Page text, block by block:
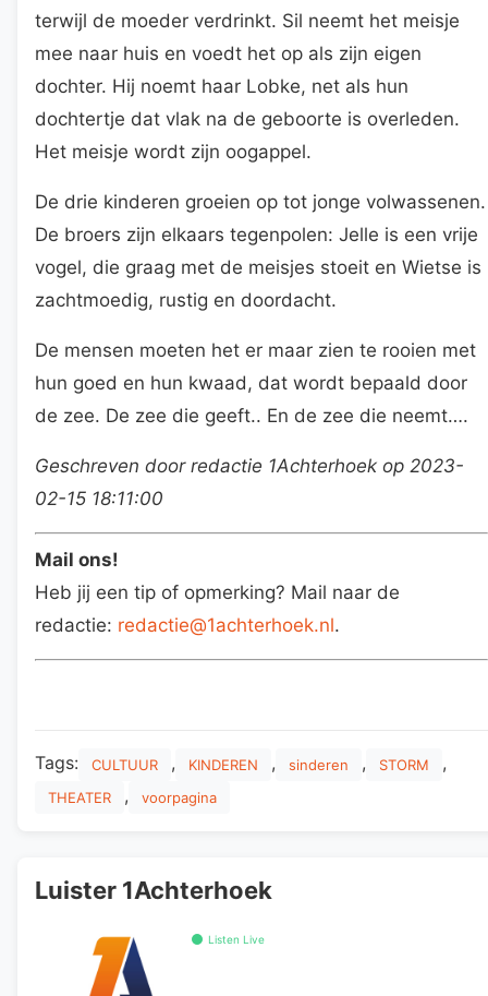
terwijl de moeder verdrinkt. Sil neemt het meisje
mee naar huis en voedt het op als zijn eigen
dochter. Hij noemt haar Lobke, net als hun
dochtertje dat vlak na de geboorte is overleden.
Het meisje wordt zijn oogappel.
De drie kinderen groeien op tot jonge volwassenen.
De broers zijn elkaars tegenpolen: Jelle is een vrije
vogel, die graag met de meisjes stoeit en Wietse is
zachtmoedig, rustig en doordacht.
De mensen moeten het er maar zien te rooien met
hun goed en hun kwaad, dat wordt bepaald door
de zee. De zee die geeft.. En de zee die neemt….
Geschreven door redactie 1Achterhoek op 2023-
02-15 18:11:00
Mail ons!
Heb jij een tip of opmerking? Mail naar de
redactie: redactie@1achterhoek.nl.
Tags: CULTUUR , KINDEREN , sinderen , STORM ,
THEATER , voorpagina
Luister 1Achterhoek
Listen Live